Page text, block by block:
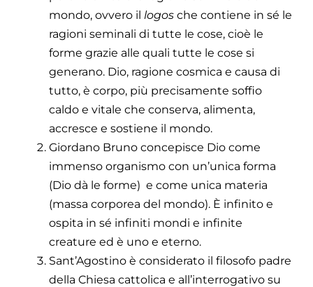
mondo, ovvero il logos che contiene in sé le
ragioni seminali di tutte le cose, cioè le
forme grazie alle quali tutte le cose si
generano. Dio, ragione cosmica e causa di
tutto, è corpo, più precisamente soffio
caldo e vitale che conserva, alimenta,
accresce e sostiene il mondo.
Giordano Bruno concepisce Dio come
immenso organismo con un’unica forma
(Dio dà le forme) e come unica materia
(massa corporea del mondo). È infinito e
ospita in sé infiniti mondi e infinite
creature ed è uno e eterno.
Sant’Agostino è considerato il filosofo padre
della Chiesa cattolica e all’interrogativo su